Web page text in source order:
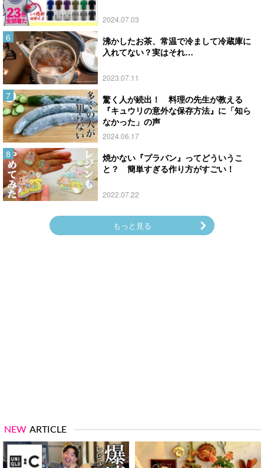
2024.07.03
沸かしたお茶、常温で冷まして冷蔵庫に
入れてない？実はそれ…
2023.07.11
驚く人が続出！ 料理の先生が教える
『キュウリの意外な保存方法』に「知ら
なかった」の声
2024.06.17
焼かない『プラバン』ってどういうこ
と？ 簡単すぎる作り方がすごい！
2022.07.22
もっと見る
NEW ARTICLE